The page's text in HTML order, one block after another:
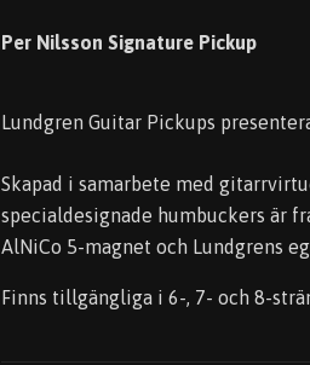
Per Nilsson Signature Pickup
Lundgren Guitar Pickups
Skapad i samarbete med
specialdesignade humbuckers är
AlNiCo 5-magnet och Lundgrens
Finns tillgängliga i 6-, 7- och 8-